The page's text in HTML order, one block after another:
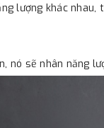
lượng khác
nó sẽ nhân năng